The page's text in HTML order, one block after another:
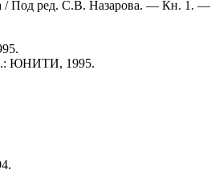
/ Под ред. С.В. Назарова. — Кн. 1. ―
ЮНИТИ, 1995.